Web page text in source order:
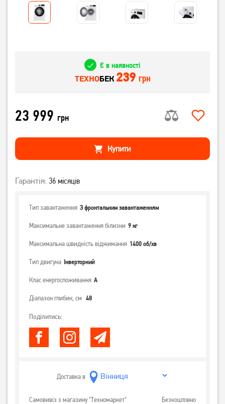
Є в наявності
ТЕХНОБЕК 239 грн
23 999 грн
Купити
Гарантія: 36 місяців
Тип завантаження З фронтальним завантаженням
Максимальне завантаження білизни 9 кг
Максимальна швидкість віджимання 1400 об/хв
Тип двигуна Інверторний
Клас енергоспоживання А
Діапазон глибин, см 48
Поділитись:
Доставка в
Самовивіз з магазину "Техномаркет" Безкоштовно